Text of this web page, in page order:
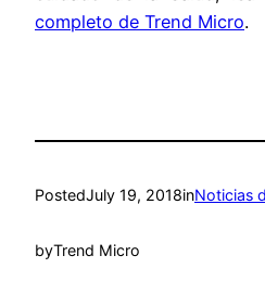
completo de Trend Micro.
PostedJuly 19, 2018inNoticias
byTrend Micro